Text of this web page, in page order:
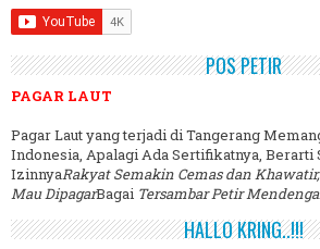
POS PETIR
PAGAR LAUT
Pagar Laut yang terjadi di Tangerang
Indonesia, Apalagi Ada Sertifikatnya, Berarti
IzinnyaRakyat Semakin Cemas dan
Mau DipagarBagai Tersambar Petir
HALLO KRING..!!!